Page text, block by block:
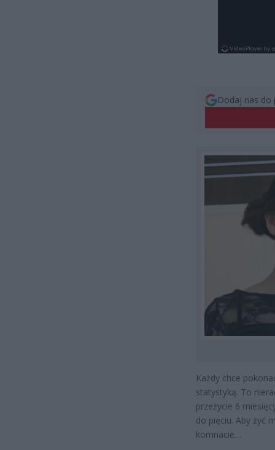
Dodaj nas do
Każdy chce
statystyką. To
przeżycie 6
do pięciu. Aby żyć
komnacie…